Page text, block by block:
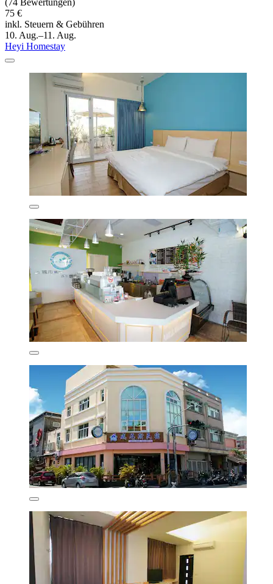
(74 Bewertungen)
75 €
inkl. Steuern & Gebühren
10. Aug.–11. Aug.
Heyi Homestay